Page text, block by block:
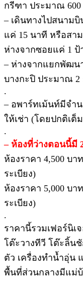
กรีฑา ประมาณ 600
– เดินทางไปสนาม
แค่ 15 นาที หรือสา
ห่างจากซอยแค่ 1 ป้
– ห่างจากแยกพัฒน
บางกะปิ ประมาณ 2
.
– อพาร์ทเม้นท์มีจำ
ให้เช่า (โดยปกติเต็
.
– ห้องที่ว่างตอนนี้มี
ห้องราคา 4,500 บ
ระเบียง)
ห้องราคา 5,000 บ
ระเบียง)
.
ราคานี้รวมเฟอร์นิเ
โต๊ะวางทีวี โต๊ะลิ้น
ตัว เครื่องทำน้ำอุ่น
พื้นที่ส่วนกลางมีแม่